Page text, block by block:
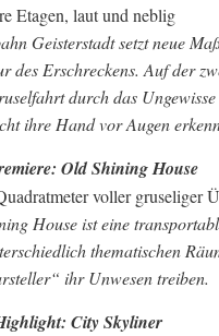
Etagen, laut und neblig
Geisterstadt setzt neue
des Erschreckens. Auf der
durch das
ihre Hand vor Augen
Old Shining House
voller gruseliger
House ist eine
thematischen
ihr Unwesen treiben.
City Skyliner